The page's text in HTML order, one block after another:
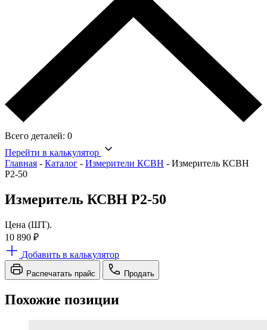
Всего деталей: 0
Перейти в калькулятор
Главная - Каталог - Измерители КСВН - Измеритель КСВН
Р2-50
Измеритель КСВН Р2-50
Цена (ШТ).
10 890 ₽
Добавить в калькулятор
Распечатать прайс Продать
Похожие позиции